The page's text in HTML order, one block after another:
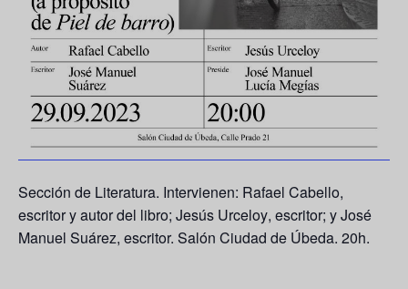
Sección de Literatura. Intervienen: Rafael Cabello,
escritor y autor del libro; Jesús Urceloy, escritor; yJosé
Manuel Suárez, escritor. Salón Ciudad de Úbeda. 20h.